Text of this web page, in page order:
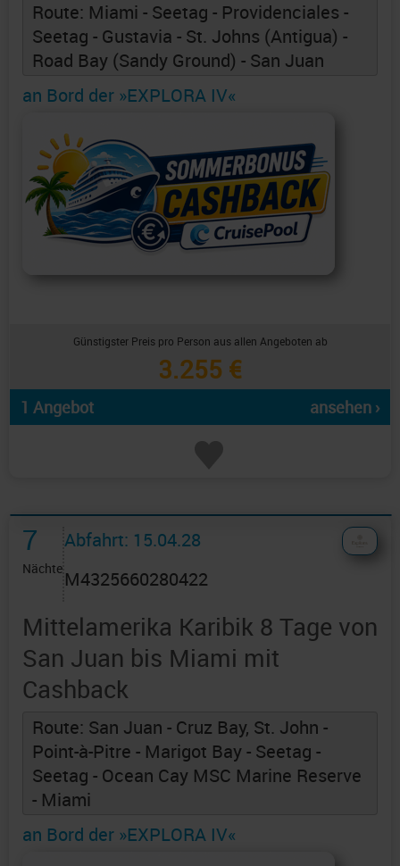
Route: Miami - Seetag - Providenciales -
Seetag - Gustavia - St. Johns (Antigua) -
Road Bay (Sandy Ground) - San Juan
an Bord der »EXPLORA IV«
Günstigster Preis pro Person aus allen Angeboten ab
3.255 €
1 Angebot ansehen ›
7
Nächte
Abfahrt: 15.04.28
M4325660280422
Mittelamerika Karibik 8 Tage von
San Juan bis Miami mit
Cashback
Route: San Juan - Cruz Bay, St. John -
Point-à-Pitre - Marigot Bay - Seetag -
Seetag - Ocean Cay MSC Marine Reserve
- Miami
an Bord der »EXPLORA IV«